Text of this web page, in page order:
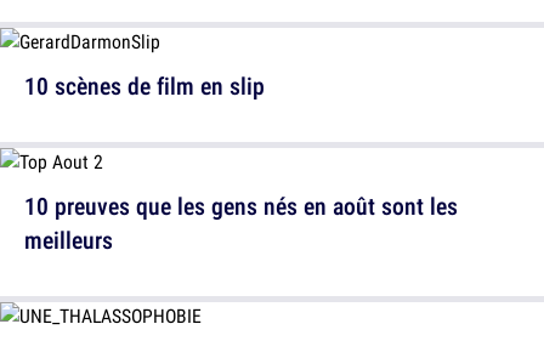
10 preuves que les gens nés en août sont les
meilleurs
10 scènes de film en slip